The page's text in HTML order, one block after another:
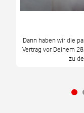
Dann haben wir die
Vertrag vor Deinem
zu